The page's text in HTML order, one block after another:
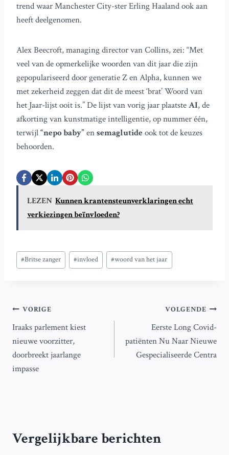
trend waar Manchester City-ster Erling Haaland ook aan
heeft deelgenomen.
Alex Beecroft, managing director van Collins, zei: “Met
veel van de opmerkelijke woorden van dit jaar die zijn
gepopulariseerd door generatie Z en Alpha, kunnen we
met zekerheid zeggen dat dit de meest ‘brat’ Woord van
het Jaar-lijst ooit is.” De lijst van vorig jaar plaatsteAI, de
afkorting van kunstmatige intelligentie, op nummer één,
terwijl“nepo baby” ensemaglutide ook tot de keuzes
behoorden.
LEZEN Kunnen krantensteunverklaringen echt
verkiezingen beïnvloeden?
Bericht
tags:
#Britse zanger #invloed #woord van het jaar
Bericht
navigatie
VORIGE
Iraaks parlement kiest
nieuwe voorzitter,
doorbreekt jaarlange
impasse
VOLGENDE
Eerste Long Covid-
patiënten Nu Naar Nieuwe
Gespecialiseerde Centra
Vergelijkbare berichten